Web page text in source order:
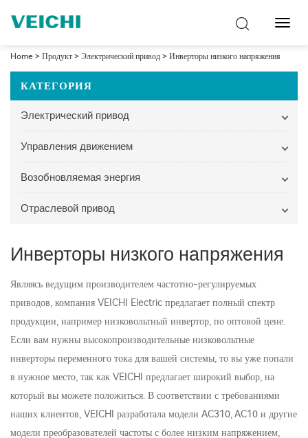
Home > Продукт > Электрический привод > Инверторы низкого напряжения
КАТЕГОРИЯ
Электрический привод
Управления движением
Возобновляемая энергия
Отраслевой привод
Инверторы низкого напряжения
Являясь ведущим производителем частотно-регулируемых
приводов, компания VEICHI Electric предлагает полный спектр
продукции, например низковольтный инвертор, по оптовой цене.
Если вам нужны высокопроизводительные низковольтные
инверторы переменного тока для вашей системы, то вы уже попали
в нужное место, так как VEICHI предлагает широкий выбор, на
который вы можете положиться. В соответствии с требованиями
наших клиентов, VEICHI разработала модели AC310, AC10 и другие
модели преобразователей частоты с более низким напряжением,